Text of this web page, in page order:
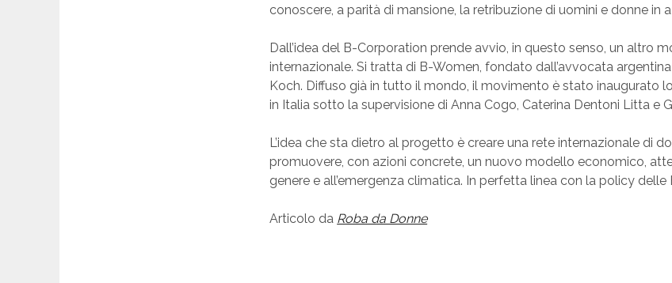
conoscere, a parità di mansione, la retribuzione di uomini e donne in
Dall’idea del B-Corporation prende avvio, in questo senso, un altro
internazionale. Si tratta di B-Women, fondato dall’avvocata
Koch. Diffuso già in tutto il mondo, il movimento è stato inaugurato
in Italia sotto la supervisione di Anna Cogo, Caterina Dentoni Litta e
L’idea che sta dietro al progetto è creare una rete internazionale di
promuovere, con azioni concrete, un nuovo modello economico,
genere e all’emergenza climatica. In perfetta linea con la policy delle
Articolo da Roba da Donne